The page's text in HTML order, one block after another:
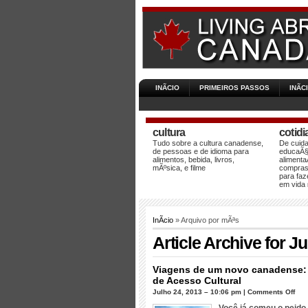
INÃ­CIO PRIMEIROS PASSOS
cultura
Tudo sobre a cultura canadense,
de pessoas e de idioma para
alimentos, bebida, livros,
mÃºsica, e filme
De
para
em vida
InÃ­cio » Arquivo por mÃªs
Article Archive for
Viagens de um novo
de Acesso Cultural
Julho 24, 2013 – 10:06 pm | Comments Offem